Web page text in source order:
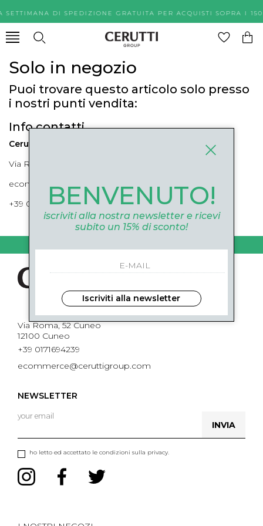
SETTIMANA DI SPEDIZIONE GRATUITA PER ACQUISTI
Solo in negozio
Puoi trovare questo articolo solo presso
i nostri punti vendita:
Info contatti
Cerutti Boutique
Via Roma, 52 Cuneo 12100 Cuneo
ecommerce@ceruttigroup.com
+39 0171694239
Via Roma, 52 Cuneo
12100 Cuneo
+39 0171694239
ecommerce@ceruttigroup.com
NEWSLETTER
ho letto ed accettato le condizioni sulla privacy.
INVIA
BENVENUTO!
iscriviti alla nostra newsletter e ricevi
subito un 15% di sconto!
Iscriviti alla newsletter